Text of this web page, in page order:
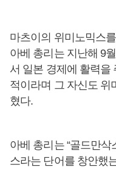
마츠이의 위미노믹스
아베 총리는 지난해 9
서 일본 경제에 활력을
적이라며 그 자신도 위
혔다.
아베 총리는 “골드만
스라는 단어를 창안했